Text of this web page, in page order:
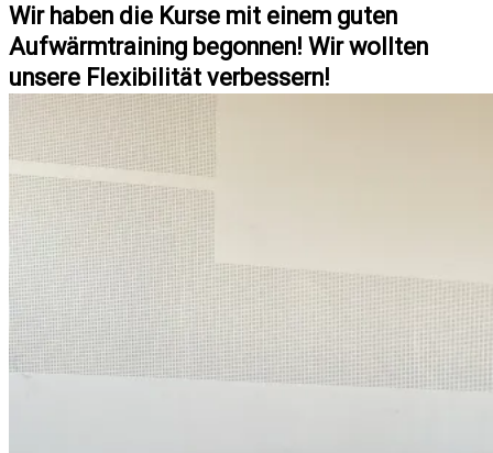
Wir haben die Kurse mit einem guten
Aufwärmtraining begonnen! Wir wollten
unsere Flexibilität verbessern!